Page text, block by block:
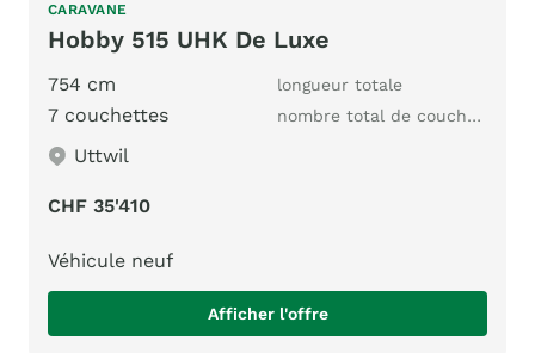
CARAVANE
Hobby 515 UHK De Luxe
754 cm longueur totale
7 couchettes nombre total de couchages
Uttwil
CHF 35'410
Véhicule neuf
Afficher l'offre